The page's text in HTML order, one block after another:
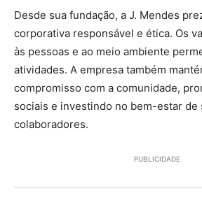
Desde sua fundação, a J. Mendes
corporativa responsável e ética. Os
às pessoas e ao meio ambiente
atividades. A empresa também
compromisso com a comunidade,
sociais e investindo no bem-estar de
colaboradores.
PUBLICIDADE